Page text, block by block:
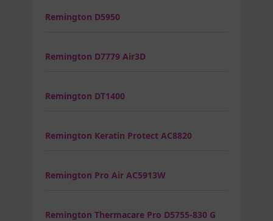
Remington D5950
Remington D7779 Air3D
Remington DT1400
Remington Keratin Protect AC8820
Remington Pro Air AC5913W
Remington Thermacare Pro D5755-830 G